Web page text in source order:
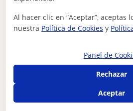
ver más
Natalia
Al hacer clic en “Aceptar”, aceptas
nuestra Política de Cookies y
Panel de
Rechazar
Aceptar